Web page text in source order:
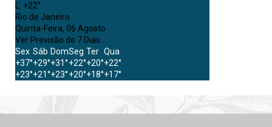
L: +22°
Rio de Janeiro
Quinta-Feira, 06 Agosto
Ver Previsão de 7 Dias
Sex Sáb DomSeg Ter Qua
+37°+29°+31°+22°+20°+22°
+23°+21°+23°+20°+18°+17°